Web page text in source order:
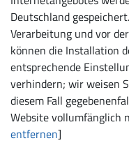
Deutschland
Verarbeitung und vor
können die Installation
entsprechende
verhindern; wir weisen
diesem Fall
Website vollumfänglich
entfernen]